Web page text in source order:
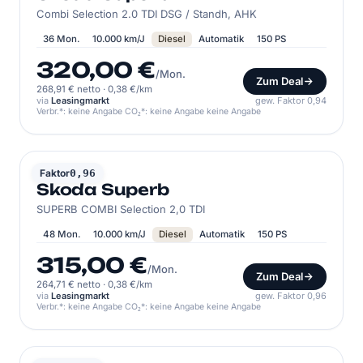
Combi Selection 2.0 TDI DSG / Standh, AHK
36 Mon. 10.000 km/J Diesel Automatik 150 PS
320,00 €/Mon.
268,91 € netto · 0,38 €/km
Zum Deal
via Leasingmarkt gew. Faktor 0,94
Verbr.*: keine Angabe CO₂*: keine Angabe keine Angabe
Faktor0,96
SKODA
Skoda Superb
SUPERB COMBI Selection 2,0 TDI
48 Mon. 10.000 km/J Diesel Automatik 150 PS
315,00 €/Mon.
264,71 € netto · 0,38 €/km
Zum Deal
via Leasingmarkt gew. Faktor 0,96
Verbr.*: keine Angabe CO₂*: keine Angabe keine Angabe